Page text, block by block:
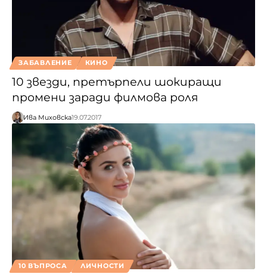
ЗАБАВЛЕНИЕ КИНО
10 звезди, претърпели шокиращи
промени заради филмова роля
Ива Миховска19.07.2017
10 ВЪПРОСА ЛИЧНОСТИ